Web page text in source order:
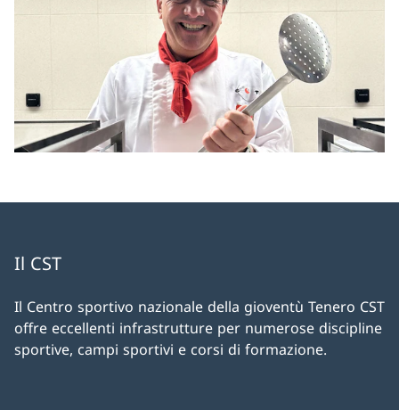
Il CST
Il Centro sportivo nazionale della gioventù Tenero CST
offre eccellenti infrastrutture per numerose discipline
sportive, campi sportivi e corsi di formazione.